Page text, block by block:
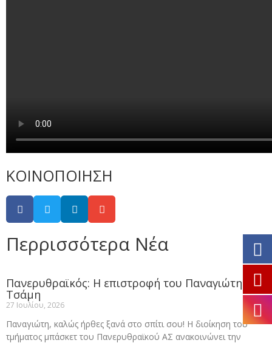
ΚΟΙΝΟΠΟΙΗΣΗ
Περρισσότερα Νέα
Πανερυθραϊκός: Η επιστροφή του Παναγιώτη
Τσάμη
27 Ιουλίου, 2026
Παναγιώτη, καλώς ήρθες ξανά στο σπίτι σου! Η διοίκηση του
τμήματος μπάσκετ του Πανερυθραϊκού ΑΣ ανακοινώνει την